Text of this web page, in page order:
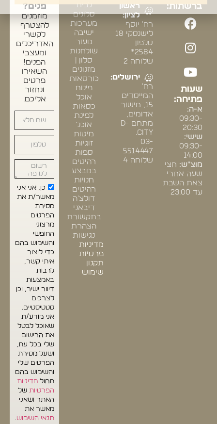
ברשתות:
שעות
פתיחה:
א-ה:
09:30-
20:30
שישי:
09:30-
14:00
מוצ"ש: חצי
שעה אחרי
צאת השבת
עד 23:00
ראשון
לציון:
רח' יוסף
לישנסקי 18
טלפון
2584*
שלוחה 2
ירושלים:
רח'
המייסדים
15, מישור
אדומים,
מתחם D-
CITY.
03-
5514447
שלוחה 4
לבית
סלונים
מערכות
ישיבה
מעור
שולחנות
סלון |
מזנונים
כורסאות
פינות
אוכל
כסאות
לפינת
אוכל
מיטות
זוגיות
ספות
רהיטים
במבצע
חנויות
רהיטים
דולצ'ה
דיבאני
בתקשורת
הצהרת
נגישות
מדיניות
פרטיות
תקנון
שימוש
פנים?
מוזמנים
להצטרף
לקשרי
האדריכלים
ומעצבי
הפנים!
השאירו
פרטים
ונחזור
אליכם.
כן, אני אני
מאשר/ת את
מסירת
הפרטים
מרצוני
החופשי
והשימוש בהם
כדי ליצור
איתי קשר,
לרבות
באמצעות
דיוור ישיר, וכן
לצרכים
סטטיסטיים.
אני מודע/ת
שאוכל לבטל
את הרישום
שלי בכל עת,
ושעל מסירת
הפרטים שלי
והשימוש בהם
תחול מדיניות
הפרטיות של
האתר ושאני
מאשר את
תנאי השימוש.